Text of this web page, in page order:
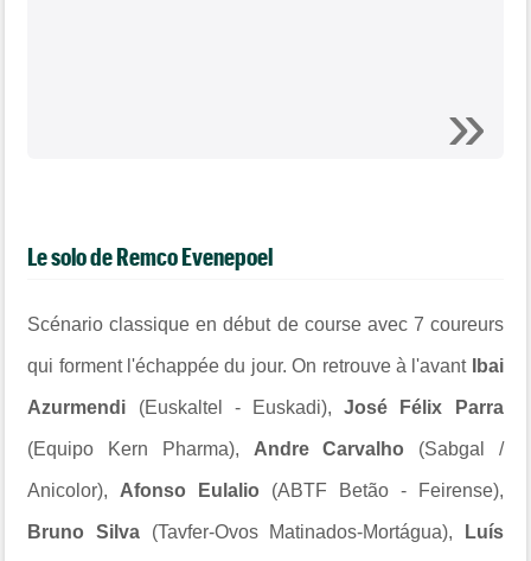
Le solo de Remco Evenepoel
Scénario classique en début de course avec 7 coureurs
qui forment l'échappée du jour. On retrouve à l'avant Ibai
Azurmendi (Euskaltel - Euskadi),José Félix Parra
(Equipo Kern Pharma), Andre Carvalho (Sabgal /
Anicolor), Afonso Eulalio (ABTF Betão - Feirense),
Bruno Silva (Tavfer-Ovos Matinados-Mortágua), Luís